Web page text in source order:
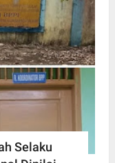
Selaku